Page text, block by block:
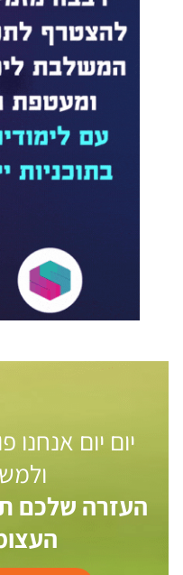
יום יום אנחנו
העזרה שלכם